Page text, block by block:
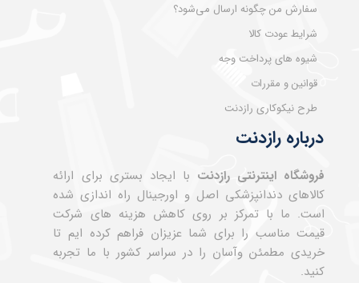
درباره رازدنت
فروشگاه اینترنتی رازدنت با ایجاد بستری برای ارائه
کالاهای دندانپزشکی اصل و اورجینال راه اندازی شده
است. ما با تمرکز بر روی کاهش هزینه های شرکت
قیمت مناسب را برای شما عزیزان فراهم کرده ایم تا
خریدی مطمئن وآسان را در سراسر کشور با ما تجربه
کنید.
سفارش من چگونه ارسال می‌شود؟
شرایط عودت کالا
شیوه های پرداخت وجه
قوانین و مقررات
طرح نیکوکاری رازدنت